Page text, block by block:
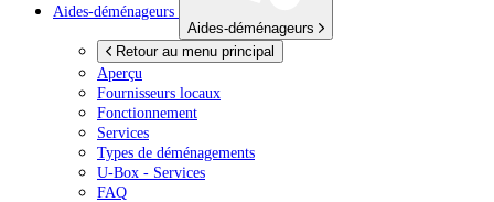
Aides-déménageurs
Aides-déménageurs
Retour au menu principal
Aperçu
Fournisseurs locaux
Fonctionnement
Services
Types de déménagements
U-Box - Services
FAQ